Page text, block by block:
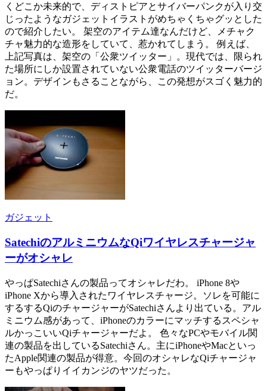
くどこか未来的で、ディストピアとサイバーパンクが入り交
じったようなガジェットイラストがめちゃくちゃグッとした
ので紹介したい。 架空のアイテム達なんだけど、メチャク
チャ魅力的な造形をしていて、惹かれてしまう。 例えば、
上記写真は、架空の「公衆ツイッター」。現代では、限られ
た場所にしか設置されていない公衆電話のツイッターバージ
ョン。デザインもさることながら、この発想がスゴく魅力的
だ。
ガジェット
SatechiのアルミニウムなQiワイヤレスチャージャ
ーがオシャレ
やっぱSatechiさんの製品ってオシャレだわ。 iPhone 8や
iPhone Xから導入されたワイヤレスチャージ。ソレを可能に
するするQiのチャージャーがSatechiさんより出ている。アル
ミニウム感があって、iPhoneのカラーにマッチするスペシャ
ルかっこいいQiチャージャーだよ。 色々なPCやモバイル関
連の製品を出しているSatechiさん。主にiPhoneやMacといっ
たApple関連の製品が得意。今回のオシャレなQiチャージャ
ーもやっぱりイイカンジのヤツだった。